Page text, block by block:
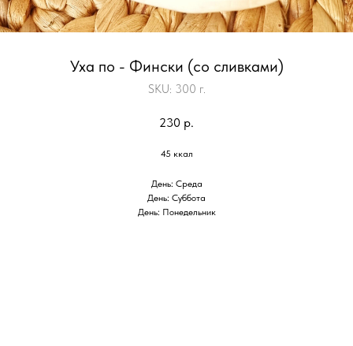
Уха по - Фински (со сливками)
SKU: 300 г.
230 р.
45 ккал
День: Среда
День: Суббота
День: Понедельник